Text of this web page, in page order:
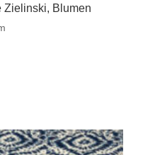
Zielinski, Blumen